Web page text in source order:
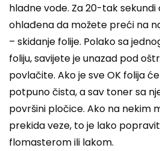
hladne vode. Za 20-tak
ohlađena da možete preći na
– skidanje folije. Polako sa
foliju, savijete je unazad pod
povlačite. Ako je sve OK folija
potpuno čista, a sav toner sa
površini pločice. Ako na nekim
prekida veze, to je lako
flomasterom ili lakom.